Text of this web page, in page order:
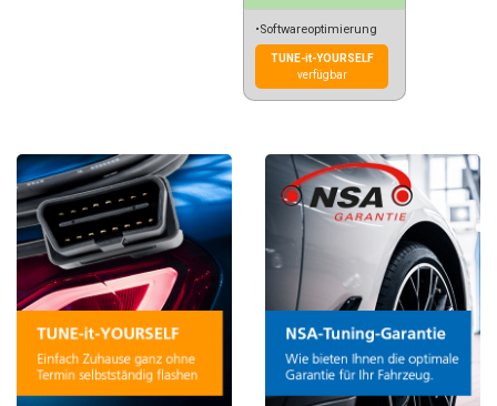
•Softwareoptimierung
TUNE-it-YOURSELF
verfügbar